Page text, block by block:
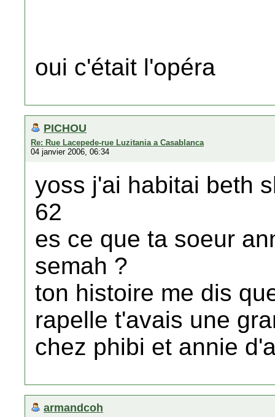
oui c'était l'opéra
PICHOU
Re: Rue Lacepede-rue Luzitania a Casablanca
04 janvier 2006, 06:34
yoss j'ai habitai beth
62
es ce que ta soeur
semah ?
ton histoire me dis
rapelle t'avais une
chez phibi et annie
armandcoh